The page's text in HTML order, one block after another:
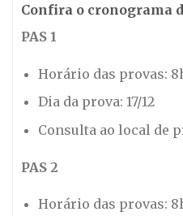
Confira o cronograma
PAS 1
Horário das provas:
Dia da prova: 17/12
Consulta ao local de
PAS 2
Horário das provas: